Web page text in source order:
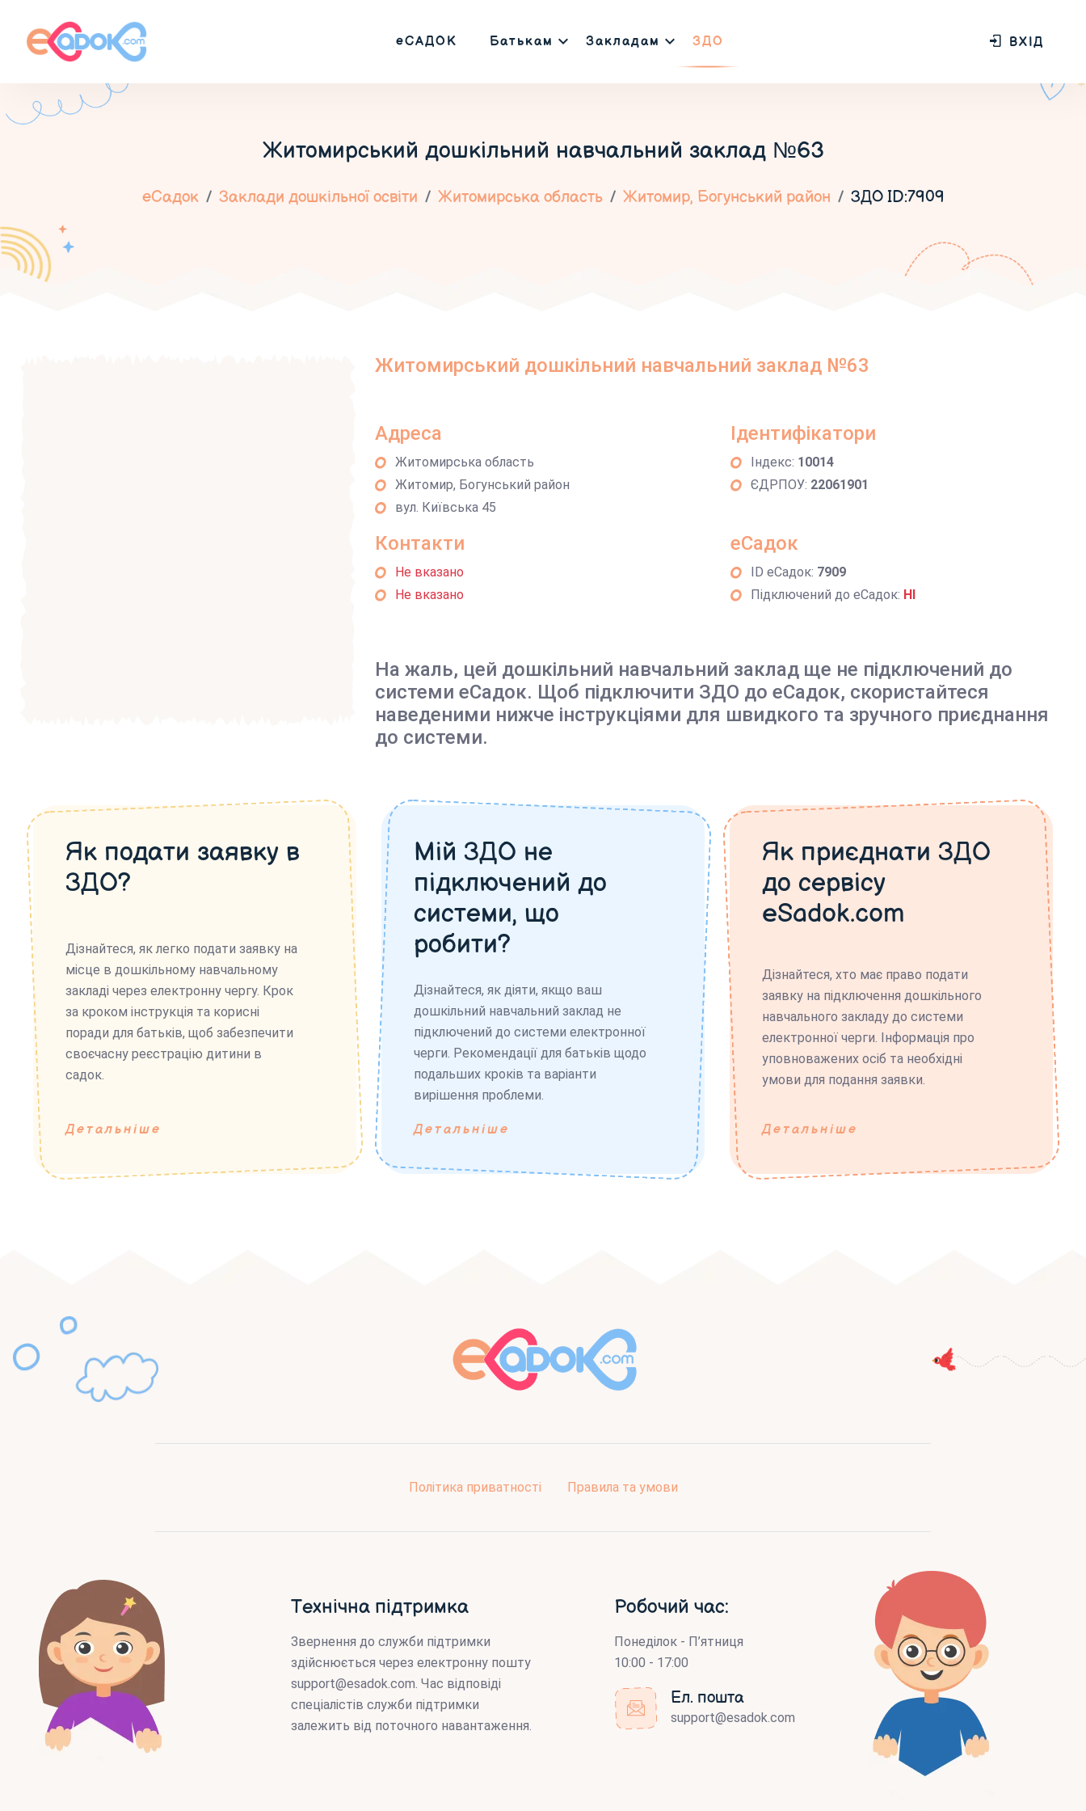
еСАДОК Батькам Закладам ЗДО ВХІД
Житомирський дошкільний навчальний заклад №63
еСадок Заклади дошкільної освіти Житомирська область Житомир, Богунський район ЗДО ID:7909
Житомирський дошкільний навчальний заклад №63
Адреса
Житомирська область
Житомир, Богунський район
вул. Київська 45
Ідентифікатори
Індекс: 10014
ЄДРПОУ: 22061901
Контакти
Не вказано
Не вказано
еСадок
ID еСадок: 7909
Підключений до еСадок: НІ
На жаль, цей дошкільний навчальний заклад ще не підключений до
системи еСадок. Щоб підключити ЗДО до еСадок, скористайтеся
наведеними нижче інструкціями для швидкого та зручного приєднання
до системи.
Як подати заявку в
ЗДО?
Дізнайтеся, як легко подати заявку на
місце в дошкільному навчальному
закладі через електронну чергу. Крок
за кроком інструкція та корисні
поради для батьків, щоб забезпечити
своєчасну реєстрацію дитини в
садок.
Детальніше
Мій ЗДО не
підключений до
системи, що
робити?
Дізнайтеся, як діяти, якщо ваш
дошкільний навчальний заклад не
підключений до системи електронної
черги. Рекомендації для батьків щодо
подальших кроків та варіанти
вирішення проблеми.
Детальніше
Як приєднати ЗДО
до сервісу
eSadok.com
Дізнайтеся, хто має право подати
заявку на підключення дошкільного
навчального закладу до системи
електронної черги. Інформація про
уповноважених осіб та необхідні
умови для подання заявки.
Детальніше
Політика приватності Правила та умови
Технічна підтримка
Звернення до служби підтримки
здійснюється через електронну пошту
support@esadok.com. Час відповіді
спеціалістів служби підтримки
залежить від поточного навантаження.
Робочий час:
Понеділок - П’ятниця
10:00 - 17:00
Ел. пошта
support@esadok.com